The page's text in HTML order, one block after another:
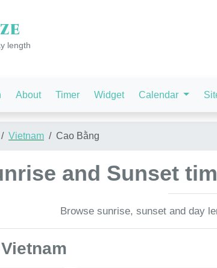
length
About Timer Widget Calendar
Vietnam Cao Bằng
and Sunset
Browse sunrise, sunset and day